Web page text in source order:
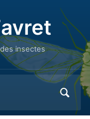
insectes